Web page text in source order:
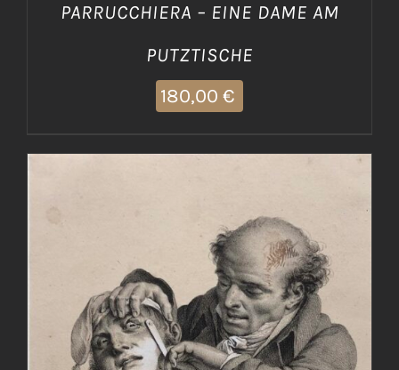
PARRUCCHIERA – EINE DAME AM
PUTZTISCHE
180,00 €
AGGIUNGI AL CARRELLO / DETTAGLI